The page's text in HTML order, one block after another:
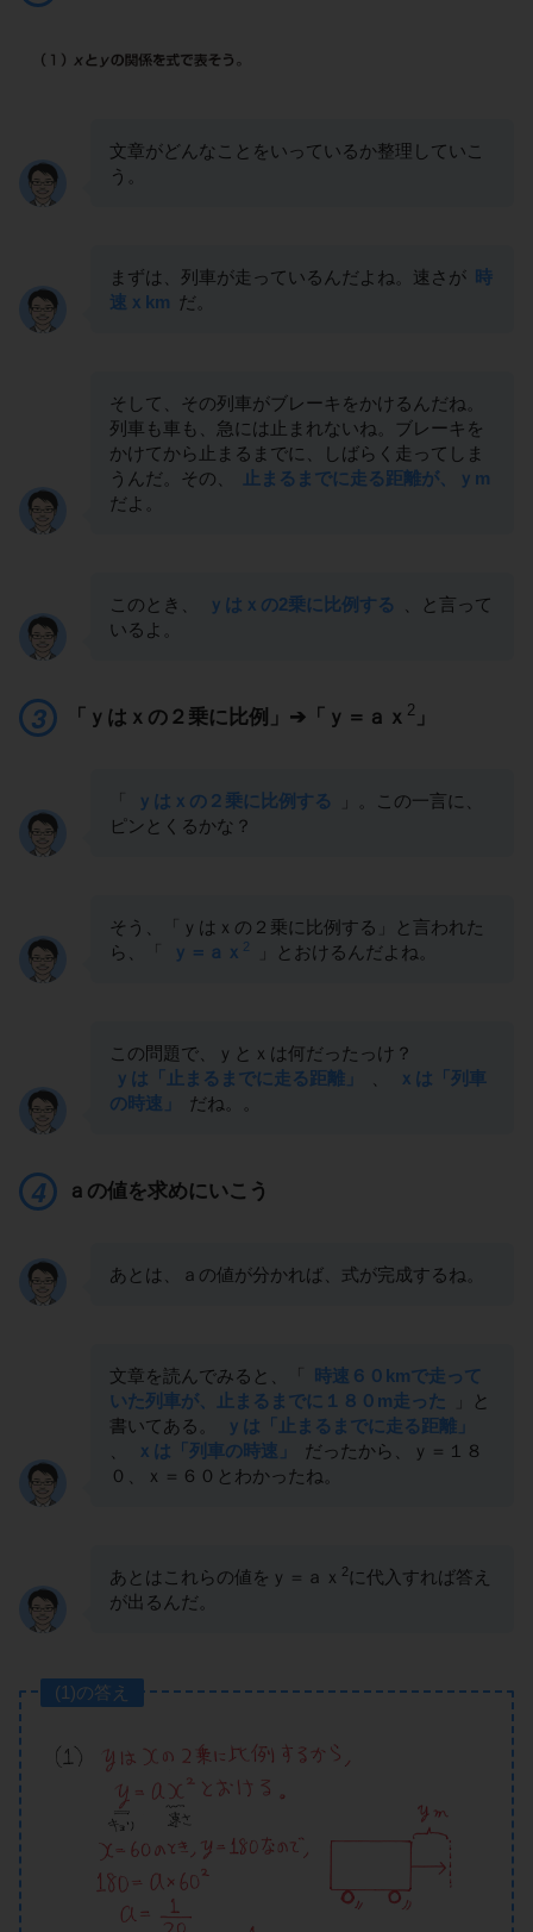
文章がどんなことをいっているか整理していこ
う。
まずは、列車が走っているんだよね。速さが 時
速ｘkm
だ。
そして、その列車がブレーキをかけるんだね。
列車も車も、急には止まれないね。ブレーキを
かけてから止まるまでに、しばらく走ってしま
うんだ。その、
止まるまでに走る距離が、ｙm
だよ。
このとき、 ｙはｘの2乗に比例する
、と言って
いるよ。
「ｙはｘの２乗に比例」➔「ｙ＝ａｘ 2 」
「 ｙはｘの２乗に比例する
」。この一言に、
ピンとくるかな？
そう、「ｙはｘの２乗に比例する」と言われた
ら、「
ｙ＝ａｘ 2 」とおけるんだよね。
この問題で、ｙとｘは何だったっけ？
ｙは「止まるまでに走る距離」
ｘは「列車
の時速」
だね。。
ａの値を求めにいこう
あとは、ａの値が分かれば、式が完成するね。
文章を読んでみると、「
時速６０kmで走って
いた列車が、止まるまでに１８０m走った
」と
書いてある。
ｙは「止まるまでに走る距離」
ｘは「列車の時速」
だったから、ｙ＝１８
０、ｘ＝６０とわかったね。
あとはこれらの値をｙ＝ａｘ 2 に代入すれば答え
が出るんだ。
(1)の答え